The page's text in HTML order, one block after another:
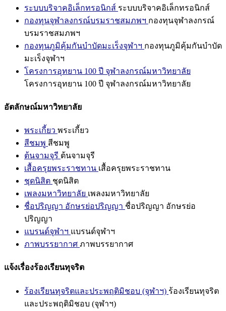
ระบบบริจาคอิเล็กทรอนิกส์ ระบบบริจาคอิเล็กทรอนิกส์
กองทุนจุฬาลงกรณ์บรมราชสมภพฯ กองทุนจุฬาลงกรณ์
บรมราชสมภพฯ
กองทุนภูมิคุ้มกันบำบัดมะเร็งจุฬาฯ กองทุนภูมิคุ้มกันบำบัด
มะเร็งจุฬาฯ
โครงการอุทยาน 100 ปี จุฬาลงกรณ์มหาวิทยาลัย
โครงการอุทยาน 100 ปี จุฬาลงกรณ์มหาวิทยาลัย
อัตลักษณ์มหาวิทยาลัย
พระเกี้ยว พระเกี้ยว
สีชมพู สีชมพู
ต้นจามจุรี ต้นจามจุรี
เสื้อครุยพระราชทาน เสื้อครุยพระราชทาน
ชุดนิสิต ชุดนิสิต
เพลงมหาวิทยาลัย เพลงมหาวิทยาลัย
ชื่อปริญญา อักษรย่อปริญญา ชื่อปริญญา อักษรย่อ
ปริญญา
แบรนด์จุฬาฯ แบรนด์จุฬาฯ
ภาพบรรยากาศ ภาพบรรยากาศ
แจ้งเรื่องร้องเรียนทุจริต
ร้องเรียนทุจริตและประพฤติมิชอบ (จุฬาฯ) ร้องเรียนทุจริต
และประพฤติมิชอบ (จุฬาฯ)